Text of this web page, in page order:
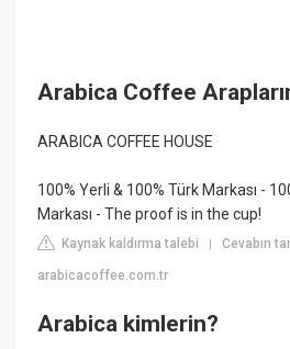
Arabica Coffee
ARABICA COFFEE HOUSE
100% Yerli & 100% Türk Markası -
Markası - The proof is in the cup!
Kaynak kaldırma talebi |Cevabın
arabicacoffee.com.tr
Arabica kimlerin?